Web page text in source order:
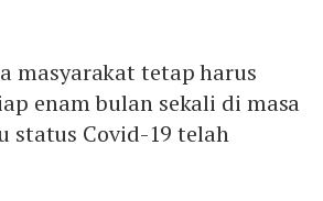
masyarakat tetap harus
enam bulan sekali di masa
status Covid-19 telah